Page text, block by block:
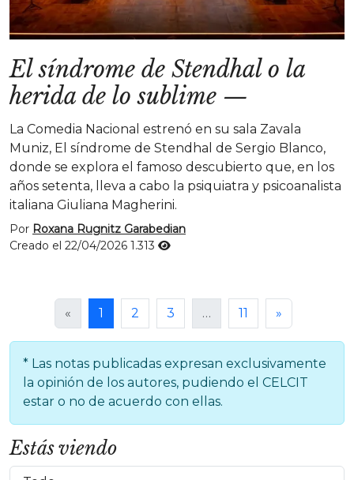
El síndrome de Stendhal o la
herida de lo sublime —
La Comedia Nacional estrenó en su sala Zavala
Muniz, El síndrome de Stendhal de Sergio Blanco,
donde se explora el famoso descubierto que, en los
años setenta, lleva a cabo la psiquiatra y psicoanalista
italiana Giuliana Magherini.
Por Roxana Rugnitz Garabedian
Creado el 22/04/2026 1.313
« 1 2 3 … 11 »
* Las notas publicadas expresan exclusivamente
la opinión de los autores, pudiendo el CELCIT
estar o no de acuerdo con ellas.
Estás viendo